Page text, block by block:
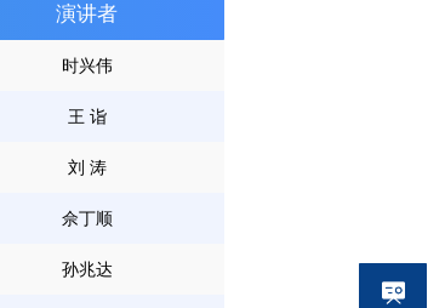
演讲者
时兴伟
王 诣
刘 涛
佘丁顺
孙兆达